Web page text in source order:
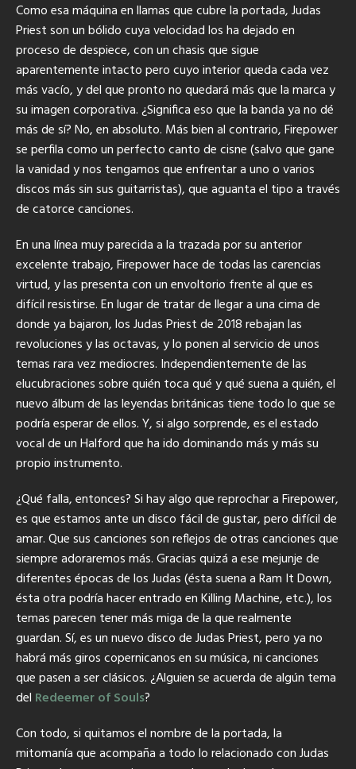
Como esa máquina en llamas que cubre la portada, Judas
Priest son un bólido cuya velocidad los ha dejado en
proceso de despiece, con un chasis que sigue
aparentemente intacto pero cuyo interior queda cada vez
más vacío, y del que pronto no quedará más que la marca y
su imagen corporativa. ¿Significa eso que la banda ya no dé
más de sí? No, en absoluto. Más bien al contrario, Firepower
se perfila como un perfecto canto de cisne (salvo que gane
la vanidad y nos tengamos que enfrentar a uno o varios
discos más sin sus guitarristas), que aguanta el tipo a través
de catorce canciones.
En una línea muy parecida a la trazada por su anterior
excelente trabajo, Firepower hace de todas las carencias
virtud, y las presenta con un envoltorio frente al que es
difícil resistirse. En lugar de tratar de llegar a una cima de
donde ya bajaron, los Judas Priest de 2018 rebajan las
revoluciones y las octavas, y lo ponen al servicio de unos
temas rara vez mediocres. Independientemente de las
elucubraciones sobre quién toca qué y qué suena a quién, el
nuevo álbum de las leyendas británicas tiene todo lo que se
podría esperar de ellos. Y, si algo sorprende, es el estado
vocal de un Halford que ha ido dominando más y más su
propio instrumento.
¿Qué falla, entonces? Si hay algo que reprochar a Firepower,
es que estamos ante un disco fácil de gustar, pero difícil de
amar. Que sus canciones son reflejos de otras canciones que
siempre adoraremos más. Gracias quizá a ese mejunje de
diferentes épocas de los Judas (ésta suena a Ram It Down,
ésta otra podría hacer entrado en Killing Machine, etc.), los
temas parecen tener más miga de la que realmente
guardan. Sí, es un nuevo disco de Judas Priest, pero ya no
habrá más giros copernicanos en su música, ni canciones
que pasen a ser clásicos. ¿Alguien se acuerda de algún tema
del Redeemer of Souls?
Con todo, si quitamos el nombre de la portada, la
mitomanía que acompaña a todo lo relacionado con Judas